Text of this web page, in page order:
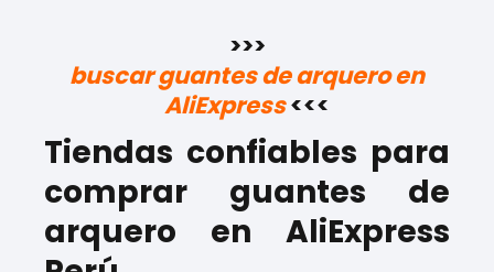
>>>
buscar guantes de arquero en
AliExpress<<<
Tiendas confiables para
comprar guantes de
arquero en AliExpress